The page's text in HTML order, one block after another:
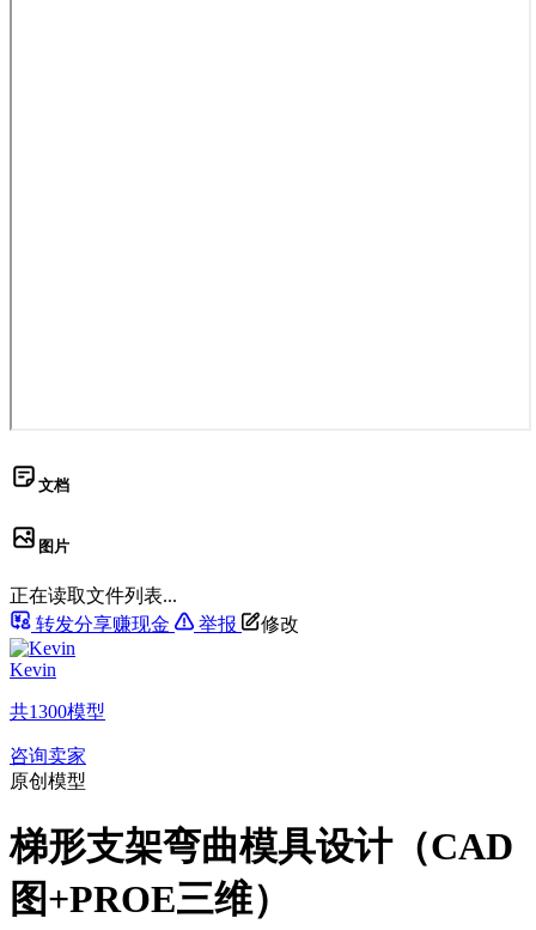
文档
图片
正在读取文件列表...
转发分享赚现金
举报 修改
Kevin
共1300模型
咨询卖家
原创模型
梯形支架弯曲模具设计（CAD
图+PROE三维）